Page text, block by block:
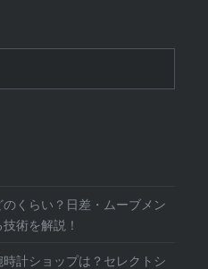
くらい？日差・ムーブメン
術を解説！
計ショップは？セレクトシ